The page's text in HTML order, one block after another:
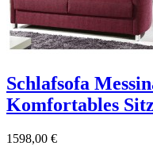
Schlafsofa
Komfortables
1598,00 €